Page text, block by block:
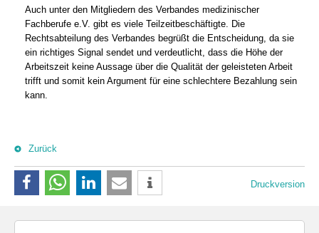
Auch unter den Mitgliedern des Verbandes medizinischer
Fachberufe e.V. gibt es viele Teilzeitbeschäftigte. Die
Rechtsabteilung des Verbandes begrüßt die Entscheidung, da sie
ein richtiges Signal sendet und verdeutlicht, dass die Höhe der
Arbeitszeit keine Aussage über die Qualität der geleisteten Arbeit
trifft und somit kein Argument für eine schlechtere Bezahlung sein
kann.
Zurück
Druckversion